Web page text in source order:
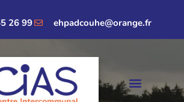
26 99 ehpadcouhe@orange.fr